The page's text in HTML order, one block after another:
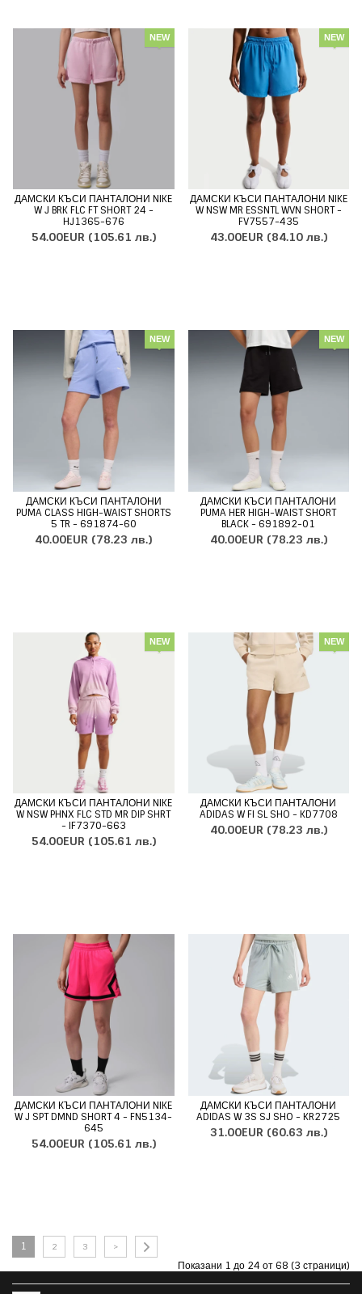
NEW
ДАМСКИ КЪСИ ПАНТАЛОНИ NIKE
W J BRK FLC FT SHORT 24 -
HJ1365-676
54.00EUR (105.61 лв.)
NEW
ДАМСКИ КЪСИ ПАНТАЛОНИ NIKE
W NSW MR ESSNTL WVN SHORT -
FV7557-435
43.00EUR (84.10 лв.)
NEW
ДАМСКИ КЪСИ ПАНТАЛОНИ
PUMA CLASS HIGH-WAIST SHORTS
5 TR - 691874-60
40.00EUR (78.23 лв.)
NEW
ДАМСКИ КЪСИ ПАНТАЛОНИ
PUMA HER HIGH-WAIST SHORT
BLACK - 691892-01
40.00EUR (78.23 лв.)
NEW
ДАМСКИ КЪСИ ПАНТАЛОНИ NIKE
W NSW PHNX FLC STD MR DIP SHRT
- IF7370-663
54.00EUR (105.61 лв.)
NEW
ДАМСКИ КЪСИ ПАНТАЛОНИ
ADIDAS W FI SL SHO - KD7708
40.00EUR (78.23 лв.)
ДАМСКИ КЪСИ ПАНТАЛОНИ NIKE
W J SPT DMND SHORT 4 - FN5134-
645
54.00EUR (105.61 лв.)
ДАМСКИ КЪСИ ПАНТАЛОНИ
ADIDAS W 3S SJ SHO - KR2725
31.00EUR (60.63 лв.)
1 2 3 >
Показани 1 до 24 от 68 (3 страници)